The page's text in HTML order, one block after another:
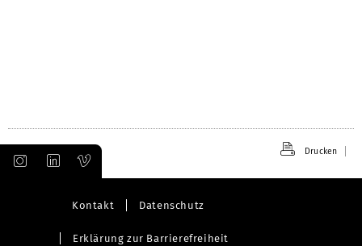
Drucken
Kontakt Datenschutz
Erklärung zur Barrierefreiheit